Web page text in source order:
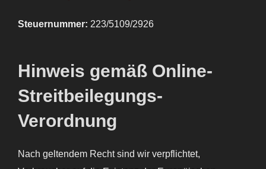
Steuernummer: 223/5109/2926
Hinweis gemäß Online-
Streitbeilegungs-
Verordnung
Nach geltendem Recht sind wir verpflichtet,